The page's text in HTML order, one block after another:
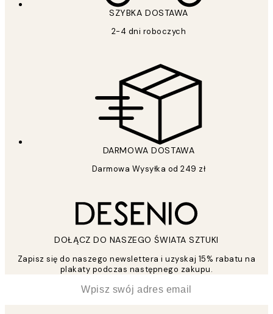
SZYBKA DOSTAWA
2-4 dni roboczych
DARMOWA DOSTAWA
Darmowa Wysyłka od 249 zł
DOŁĄCZ DO NASZEGO ŚWIATA SZTUKI
Zapisz się do naszego newslettera i uzyskaj 15% rabatu na
plakaty podczas następnego zakupu.